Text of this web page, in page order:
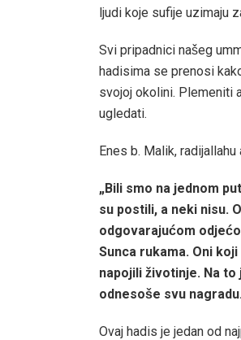
ljudi koje sufije uzimaju
Svi pripadnici našeg
hadisima se prenosi
svojoj okolini. Plemeniti
ugledati.
Enes b. Malik, radijallahu
„Bili smo na jednom
su postili, a neki nisu.
odgovarajućom
Sunca rukama. Oni
napojili životinje. Na to
odnesoše svu
Ovaj hadis je jedan od